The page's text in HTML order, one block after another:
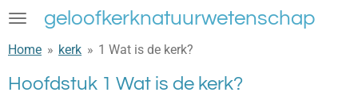
Ga
naar
de
hoofdinhoud
geloofkerknatuurwetenschap
Home » kerk » 1 Wat is de kerk?
Hoofdstuk 1 Wat is de kerk?